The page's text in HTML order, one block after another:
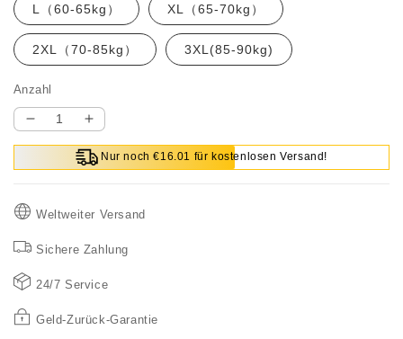
L（60-65kg） XL（65-70kg）
2XL（70-85kg） 3XL(85-90kg)
Anzahl
Verringere
die
Menge
Atmungsaktive,
lässige,
gerade
Damenhose
mit
Erhöhe
die
Menge
lässige,
Damenhose
mit
Nur noch €16.01 für kostenlosen Versand!
Weltweiter Versand
Sichere Zahlung
24/7 Service
Geld-Zurück-Garantie